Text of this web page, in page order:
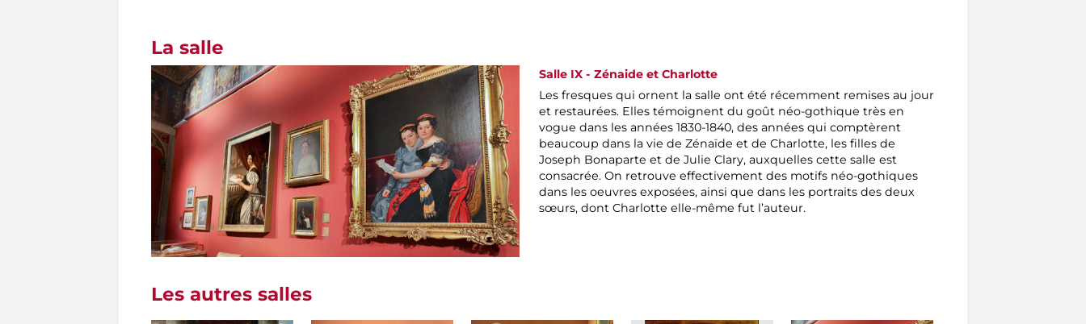
La salle
Salle IX - Zénaide et Charlotte
Les fresques qui ornent la salle ont été récemment remises au jour
et restaurées. Elles témoignent du goût néo-gothique très en
vogue dans les années 1830-1840, des années qui comptèrent
beaucoup dans la vie de Zénaïde et de Charlotte, les filles de
Joseph Bonaparte et de Julie Clary, auxquelles cette salle est
consacrée. On retrouve effectivement des motifs néo-gothiques
dans les oeuvres exposées, ainsi que dans les portraits des deux
sœurs, dont Charlotte elle-même fut l’auteur.
Les autres salles